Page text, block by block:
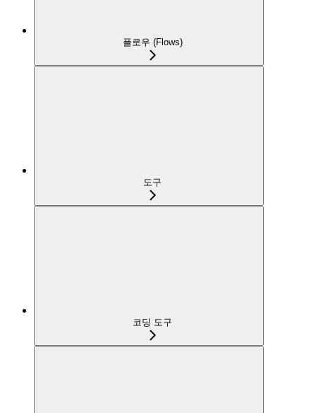
플로우 (Flows)
도구
코딩 도구